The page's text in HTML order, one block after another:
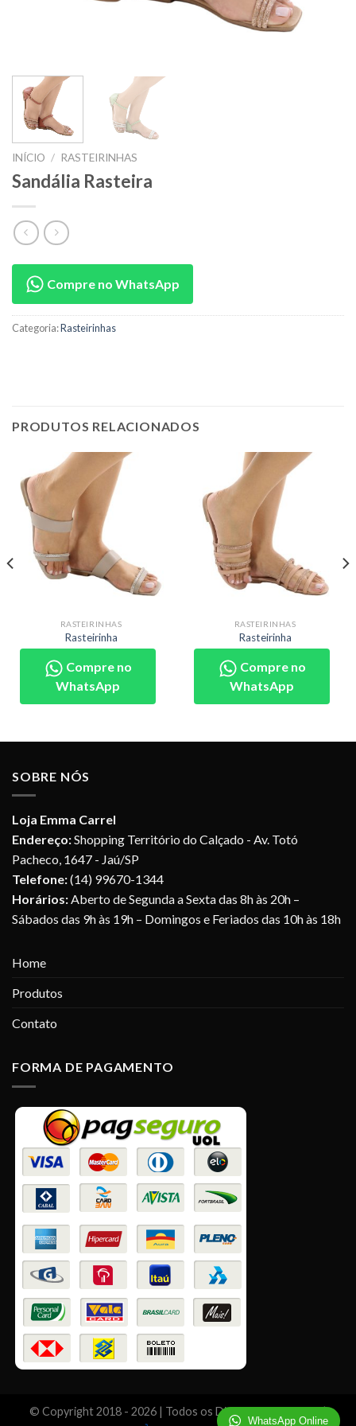
INÍCIO / RASTEIRINHAS
Sandália Rasteira
Compre no WhatsApp
Categoria:Rasteirinhas
PRODUTOS RELACIONADOS
RASTEIRINHAS
Rasteirinha
Compre no
WhatsApp
RASTEIRINHAS
Rasteirinha
Compre no
WhatsApp
SOBRE NÓS
Loja Emma Carrel
Endereço:Shopping Território do Calçado - Av. Totó
Pacheco, 1647 - Jaú/SP
Telefone:(14) 99670-1344
Horários:Aberto de Segunda a Sexta das 8h às 20h –
Sábados das 9h às 19h – Domingos e Feriados das 10h às 18h
Home
Produtos
Contato
FORMA DE PAGAMENTO
© Copyright 2018 - 2026 | Todos os Direitos Reservados |
WhatsApp Online